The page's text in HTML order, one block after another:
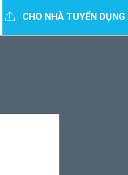
CHO NHÀ TUYỂN DỤNG